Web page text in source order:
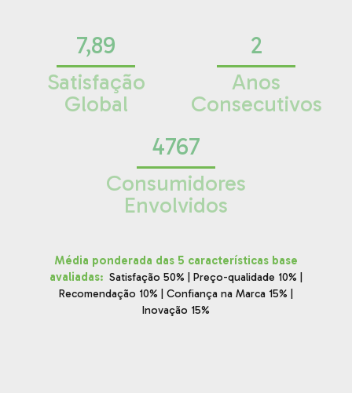
7,89
Satisfação
Global
2
Anos
Consecutivos
4767
Consumidores
Envolvidos
Média ponderada das 5 características base
avaliadas: Satisfação 50% | Preço-qualidade 10% |
Recomendação 10% | Confiança na Marca 15% |
Inovação 15%